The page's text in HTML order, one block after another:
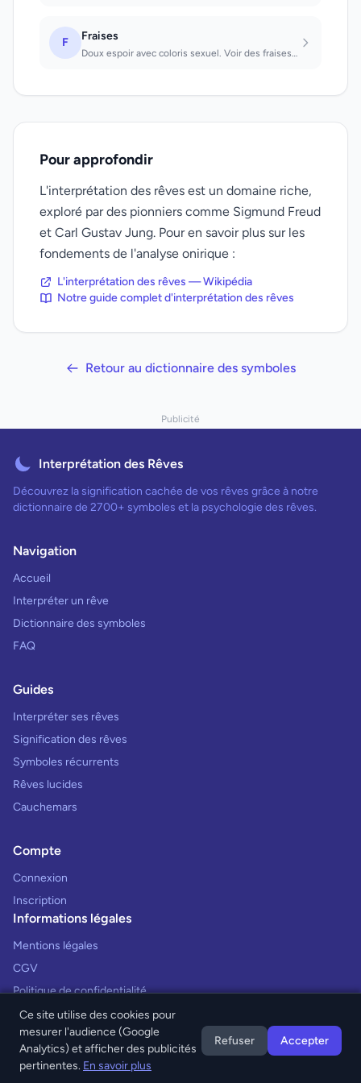
F Fraises
Doux espoir avec coloris sexuel. Voir des fraises : amitié en progrès avec quelq...
Pour approfondir
L'interprétation des rêves est un domaine riche,
exploré par des pionniers comme Sigmund Freud
et Carl Gustav Jung. Pour en savoir plus sur les
fondements de l'analyse onirique :
L'interprétation des rêves — Wikipédia
Notre guide complet d'interprétation des rêves
Retour au dictionnaire des symboles
Publicité
Interprétation des Rêves
Découvrez la signification cachée de vos rêves grâce à notre
dictionnaire de 2700+ symboles et la psychologie des rêves.
Navigation
Accueil
Interpréter un rêve
Dictionnaire des symboles
FAQ
Guides
Interpréter ses rêves
Signification des rêves
Symboles récurrents
Rêves lucides
Cauchemars
Compte
Connexion
Inscription
Informations légales
Mentions légales
CGV
Politique de confidentialité
© 2026 Interprétation des Rêves. Tous droits réservés.
Ce site utilise des cookies pour
mesurer l'audience (Google
Analytics) et afficher des publicités
pertinentes. En savoir plus
Refuser Accepter